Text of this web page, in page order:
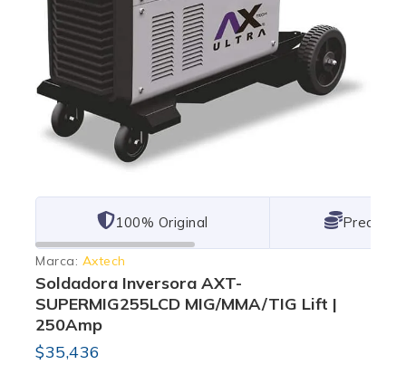
101% Original Lowest
Marca: Axtech
Soldadora Inversora AXT-
SUPERMIG255LCD MIG/MMA/TIG Lift |
250Amp
$35,436